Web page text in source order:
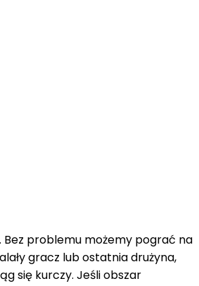
problemu możemy pograć na
gracz lub ostatnia drużyna,
się kurczy. Jeśli obszar